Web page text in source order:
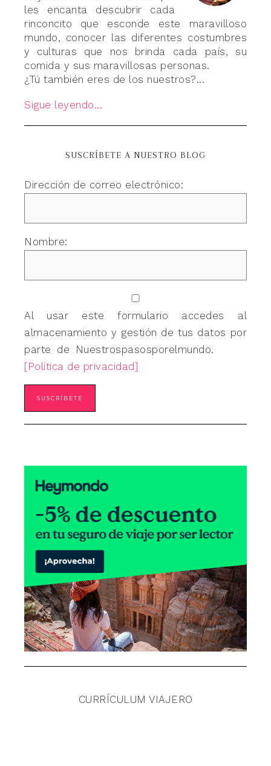
les encanta descubrir cada
rinconcito que esconde este maravilloso
mundo, conocer las diferentes costumbres
y culturas que nos brinda cada país, su
comida y sus maravillosas personas.
¿Tú también eres de los nuestros?...
Sigue leyendo...
SUSCRÍBETE A NUESTRO BLOG
Dirección de correo electrónico:
Nombre:
Al usar este formulario accedes al
almacenamiento y gestión de tus datos por
parte de Nuestrospasosporelmundo.
[Política de privacidad]
CURRÍCULUM VIAJERO